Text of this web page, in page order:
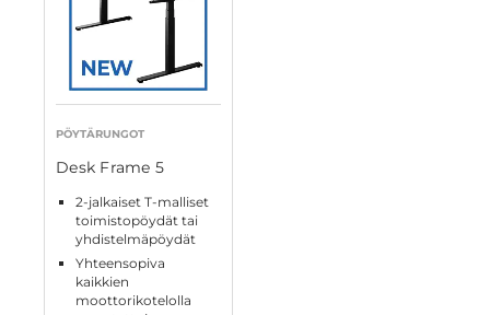
PÖYTÄRUNGOT
Desk Frame 5
2-jalkaiset T-malliset
toimistopöydät tai
yhdistelmäpöydät
Yhteensopiva
kaikkien
moottorikotelolla